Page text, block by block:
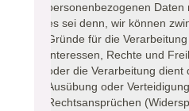
personenbezogenen
es sei denn, wir können
Gründe für die
Interessen, Rechte und
oder die Verarbeitung
Ausübung oder
Rechtsansprüchen